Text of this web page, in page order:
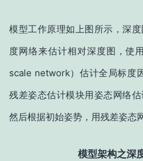
模型工作原理如上图所示，深
度网络来估计相对深度图，使
scale network）估计全局标度
残差姿态估计模块用姿态网络
然后根据初始姿势，用残差姿态
模型架构之深